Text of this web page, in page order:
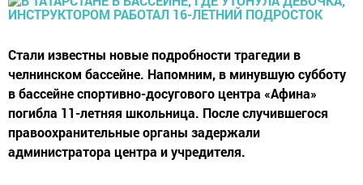
Стали известны новые подробности трагедии в
челнинском бассейне. Напомним, в минувшую субботу
в бассейне спортивно-досугового центра «Афина»
погибла 11-летняя школьница. После случившегося
правоохранительные органы задержали
администратора центра и учредителя.